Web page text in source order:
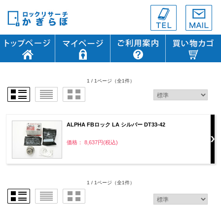
1 / 1ページ （全1件）
ALPHA FBロック LA シルバー DT33-42
価格： 8,637円(税込)
1 / 1ページ （全1件）